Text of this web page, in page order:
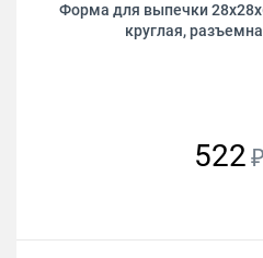
Форма для выпечки
круглая,
522